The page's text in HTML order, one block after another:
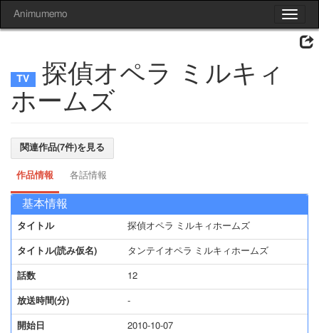
Toggle
Animumemo
探偵オペラ ミルキィ
ホームズ
関連作品(7件)を見る
作品情報 各話情報
基本情報
タイトル 探偵オペラ ミルキィホームズ
タイトル(読み仮名) タンテイオペラ ミルキィホームズ
話数 12
放送時間(分) -
開始日 2010-10-07